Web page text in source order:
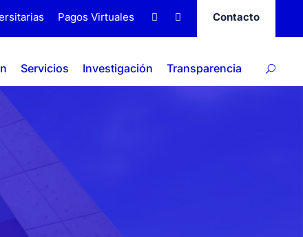
Pagos Virtuales Contacto
Servicios Investigación Transparencia